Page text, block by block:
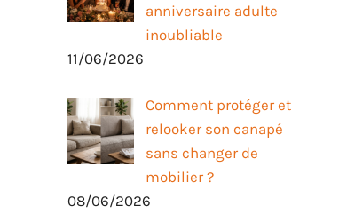
anniversaire adulte
inoubliable
11/06/2026
Comment protéger et
relooker son canapé
sans changer de
mobilier ?
08/06/2026